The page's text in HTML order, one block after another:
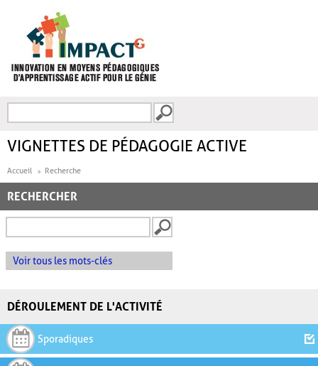
FORMULAIRE DE
VIGNETTES DE PÉDAGOGIE ACTIVE
Accueil Recherche
RECHERCHER
Voir tous les mots-clés
DÉROULEMENT DE L'ACTIVITÉ
Sporadiques